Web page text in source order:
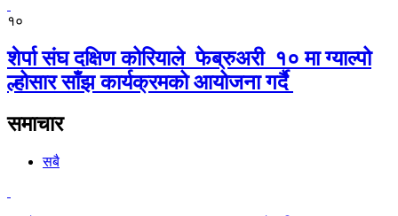
१०
शेर्पा संघ दक्षिण कोरियाले फेब्रुअरी १० मा ग्याल्पो
ल्होसार साँझ कार्यक्रमको आयोजना गर्दै
समाचार
सबै